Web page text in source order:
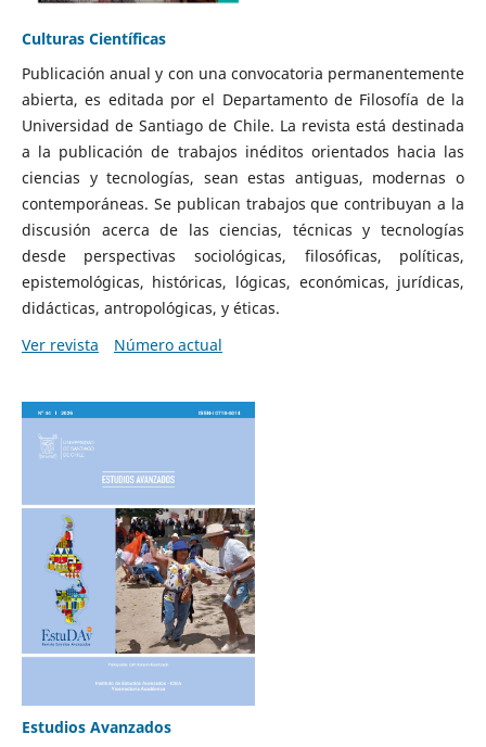
Culturas Científicas
Publicación anual y con una convocatoria permanentemente
abierta, es editada por el Departamento de Filosofía de la
Universidad de Santiago de Chile. La revista está destinada
a la publicación de trabajos inéditos orientados hacia las
ciencias y tecnologías, sean estas antiguas, modernas o
contemporáneas. Se publican trabajos que contribuyan a la
discusión acerca de las ciencias, técnicas y tecnologías
desde perspectivas sociológicas, filosóficas, políticas,
epistemológicas, históricas, lógicas, económicas, jurídicas,
didácticas, antropológicas, y éticas.
Ver revista
Número actual
Estudios Avanzados